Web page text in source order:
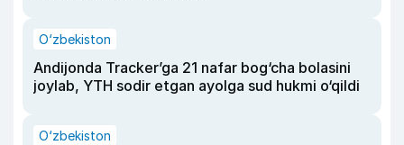
O‘zbekiston
Andijonda Tracker’ga 21 nafar bog‘cha bolasini
joylab, YTH sodir etgan ayolga sud hukmi o‘qildi
O‘zbekiston